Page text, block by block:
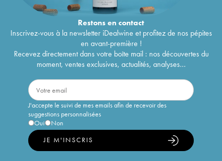
Restons encontact
Inscrivez-vous à la newsletter iDealwine et profitez de nos pépites
en avant-première !
Recevez directement dans votre boîte mail : nos découvertes du
moment, ventes exclusives, actualités, analyses...
J'accepte le suivi de mes emails afin de recevoir des
suggestions personnalisées
Oui
Non
JE M'INSCRIS